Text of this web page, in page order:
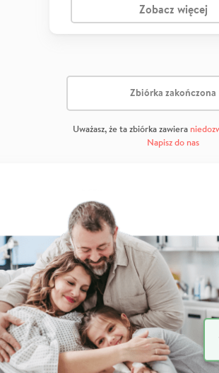
Zobacz więcej
Zbiórka zakończona
Uważasz, że ta zbiórka zawiera
Napisz do nas